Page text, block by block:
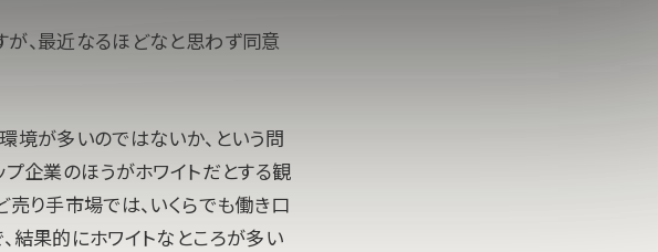
、最近なるほどなと思わず同意
境が多いのではないか、という問
企業のほうがホワイトだとする観
り手市場では、いくらでも働き口
結果的にホワイトなところが多い